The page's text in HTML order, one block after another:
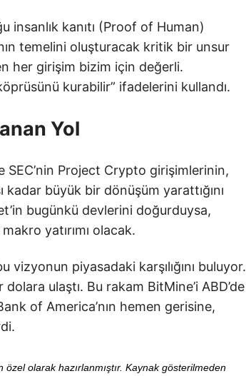
insanlık kanıtı (Proof of Human)
temelini oluşturacak kritik bir unsur
her girişim bizim için değerli.
kurabilir” ifadelerini kullandı.
Yol
SEC’nin Project Crypto girişimlerinin,
kadar büyük bir dönüşüm yarattığını
bugünkü devlerini doğurduysa,
yatırımı olacak.
piyasadaki karşılığını buluyor.
ulaştı. Bu rakam BitMine’i ABD’de
of America’nın hemen gerisine,
olarak hazırlanmıştır. Kaynak gösterilmeden